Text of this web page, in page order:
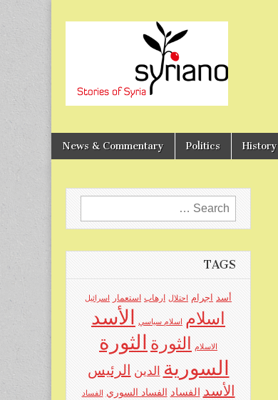
syriano History
Politics
News & Commentary
Search
for:
TAGS
أسد اجرام احتلال ارهاب استعمار اسرائيل
اسلام اسلام سياسي الأسد
الاسلام الثورة الثورة
السورية
الدين
الرئيس
الأسد
الفساد الفساد السوري الفساد